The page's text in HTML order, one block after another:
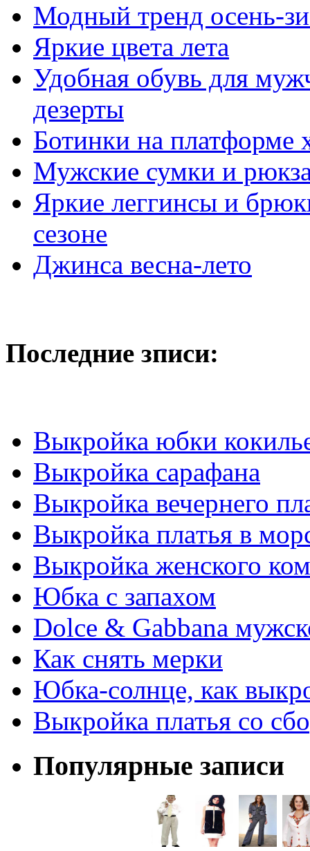
Модный тренд осень-
Яркие цвета лета
Удобная обувь для
дезерты
Ботинки на
Мужские сумки и
Яркие леггинсы и
сезоне
Джинса весна-лето
Последние зписи:
Выкройка юбки
Выкройка сарафана
Выкройка вечернего
Выкрoйкa плaтья в
Выкройка женского
Юбка с запахом
Dolce & Gabbana
Как снять мерки
Юбка-солнце, как
Выкройка платья со
Популярные записи